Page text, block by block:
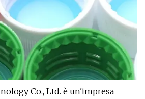
Co., Ltd. è un'impresa